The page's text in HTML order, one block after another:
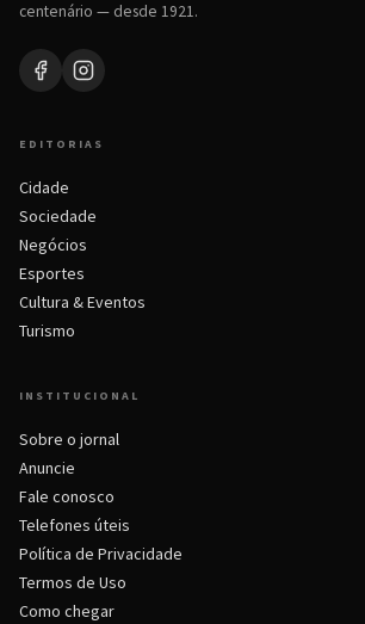
centenário — desde 1921.
EDITORIAS
Cidade
Sociedade
Negócios
Esportes
Cultura & Eventos
Turismo
INSTITUCIONAL
Sobre o jornal
Anuncie
Fale conosco
Telefones úteis
Política de Privacidade
Termos de Uso
Como chegar